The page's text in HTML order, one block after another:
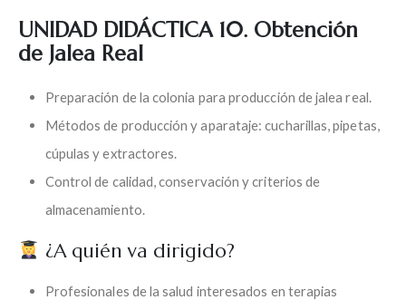
UNIDAD DIDÁCTICA 10. Obtención
de Jalea Real
Preparación de la colonia para producción de jalea real.
Métodos de producción y aparataje: cucharillas, pipetas,
cúpulas y extractores.
Control de calidad, conservación y criterios de
almacenamiento.
¿A quién va dirigido?
Profesionales de la salud interesados en terapias